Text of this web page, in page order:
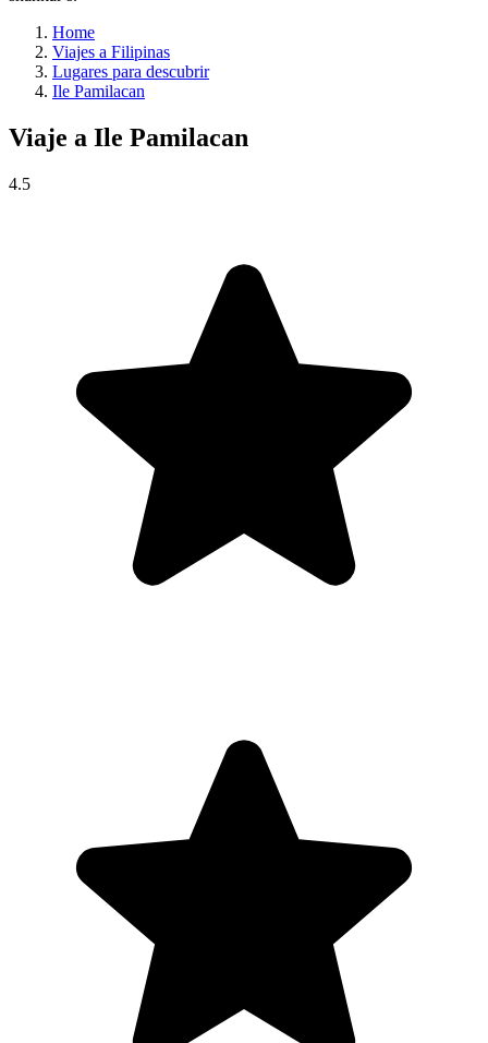
Home
Viajes a Filipinas
Lugares para descubrir
Ile Pamilacan
Viaje a Ile Pamilacan
4.5